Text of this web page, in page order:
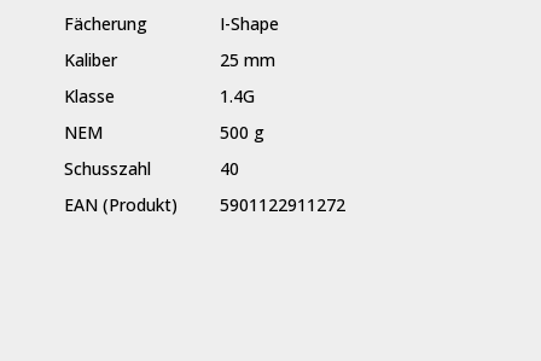
Fächerung
I-Shape
Kaliber
25 mm
Klasse
1.4G
NEM
500 g
Schusszahl
40
EAN (Produkt)
5901122911272